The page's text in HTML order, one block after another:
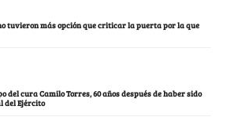
tuvieron más opción que criticar la puerta por la que
del cura Camilo Torres, 60 años después de haber sido
del Ejército